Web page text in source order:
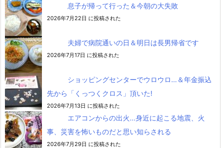
息子が帰って行った＆今朝の大失敗
2026年7月22日 に投稿された
夫婦で病院通いの日＆明日は長男帰省です
2026年7月17日 に投稿された
ショッピングセンターでウロウロ…＆年金振込
先から「くっつくクロス」頂いた!
2026年7月13日 に投稿された
エアコンからの出火…身近に起こる地震、火
事、災害を怖いものだと思い知らされる
2026年7月29日 に投稿された